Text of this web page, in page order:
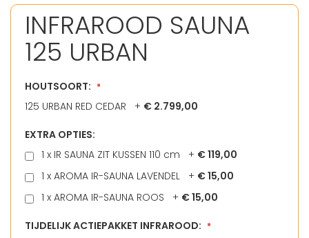
INFRAROOD SAUNA
125 URBAN
HOUTSOORT:
125 URBAN RED CEDAR
+ € 2.799,00
EXTRA OPTIES:
1 x IR SAUNA ZIT KUSSEN 110 cm
+ € 119,00
1 x AROMA IR-SAUNA LAVENDEL
+ € 15,00
1 x AROMA IR-SAUNA ROOS
+ € 15,00
TIJDELIJK ACTIEPAKKET INFRAROOD: